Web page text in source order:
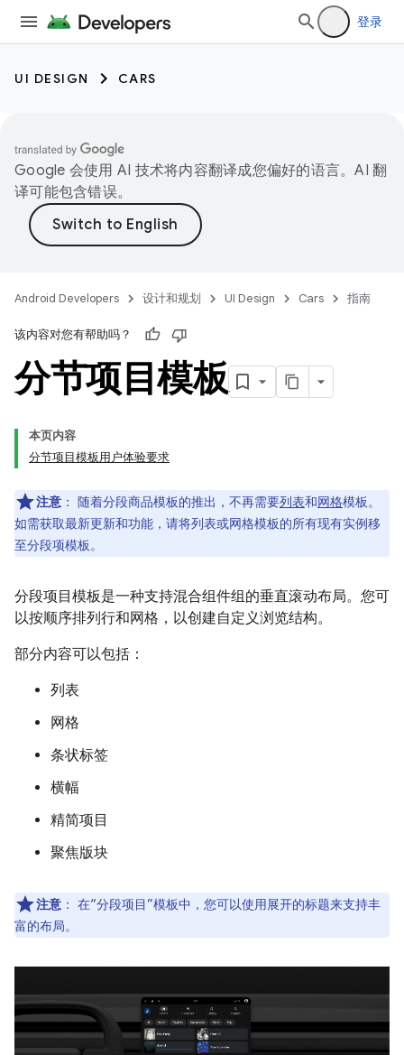
登录
UI DESIGN CARS
Google 会使用 AI 技术将内容翻译成您偏好的语言。AI 翻
译可能包含错误。
Android Developers 设计和规划 UI Design Cars 指南
该内容对您有帮助吗？
分节项目模板
本页内容
分节项目模板用户体验要求
注意 ： 随着分段商品模板的推出，不再需要列表和网格模板。
如需获取最新更新和功能，请将列表或网格模板的所有现有实例移
至分段项模板。
分段项目模板是一种支持混合组件组的垂直滚动布局。您可
以按顺序排列行和网格，以创建自定义浏览结构。
部分内容可以包括：
列表
网格
条状标签
横幅
精简项目
聚焦版块
注意 ： 在“分段项目”模板中，您可以使用展开的标题来支持丰
富的布局。